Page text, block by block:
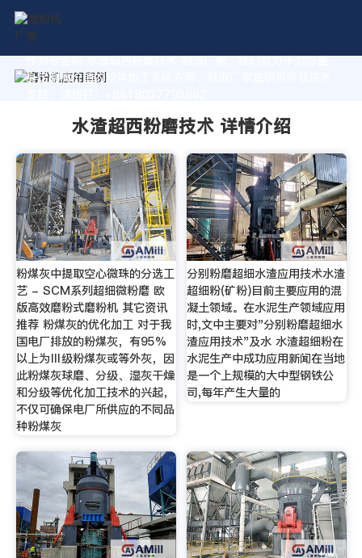
作为专业的 水渣超西粉磨技术 制造厂家，我们致力于为您量
身定制高价值的粉体加工系统方案。获取厂家直销报价及技术
水渣超西粉磨技术 详情介绍
粉煤灰中提取空心微珠的分选工
艺 - SCM系列超细微粉磨 欧
版高效磨粉式磨粉机 其它资讯
推荐 粉煤灰的优化加工 对于我
国电厂排放的粉煤灰，有95%
以上为Ⅲ级粉煤灰或等外灰，因
此粉煤灰球磨、分级、湿灰干燥
和分级等优化加工技术的兴起，
不仅可确保电厂所供应的不同品
种粉煤灰
分别粉磨超细水渣应用技术水渣
超细粉(矿粉)目前主要应用的混
凝土领域。在水泥生产领域应用
时,文中主要对"分别粉磨超细水
渣应用技术"及水 水渣超细粉在
水泥生产中成功应用新闻在当地
是一个上规模的大中型钢铁公
司,每年产生大量的